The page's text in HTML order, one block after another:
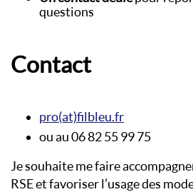
questions
Contact
pro(at)filbleu.fr
ou au 06 82 55 99 75
Je souhaite me faire
RSE et favoriser l’usage des